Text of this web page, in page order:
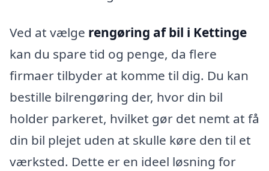
Ved at vælge rengøring af bil i Kettinge
kan du spare tid og penge, da flere
firmaer tilbyder at komme til dig. Du kan
bestille bilrengøring der, hvor din bil
holder parkeret, hvilket gør det nemt at få
din bil plejet uden at skulle køre den til et
værksted. Dette er en ideel løsning for